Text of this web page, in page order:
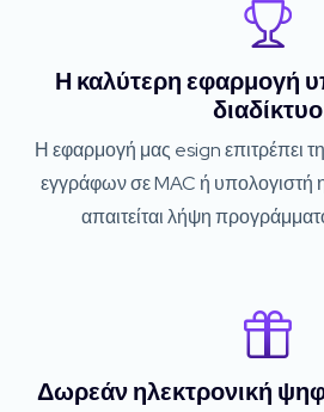
Η καλύτερη εφαρμογή
διαδίκτυο
Η εφαρμογή μας esign επιτρέπει
εγγράφων σε MAC ή υπολογιστή
απαιτείται λήψη
Δωρεάν ηλεκτρονική